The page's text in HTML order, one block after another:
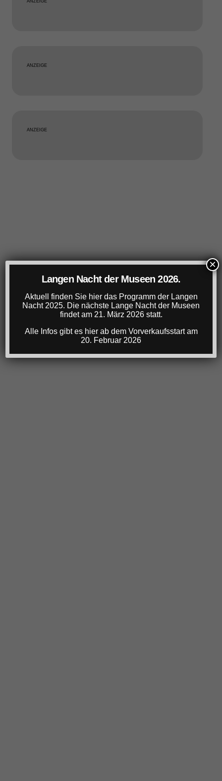
ANZEIGE
ANZEIGE
ANZEIGE
Langen Nacht der Museen 2026.
Aktuell finden Sie hier das Programm der Langen
Nacht 2025. Die nächste Lange Nacht der Museen
findet am 21. März 2026 statt.
Alle Infos gibt es hier ab dem Vorverkaufsstart am
20. Februar 2026
×